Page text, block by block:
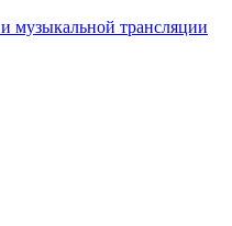
музыкальной трансляции